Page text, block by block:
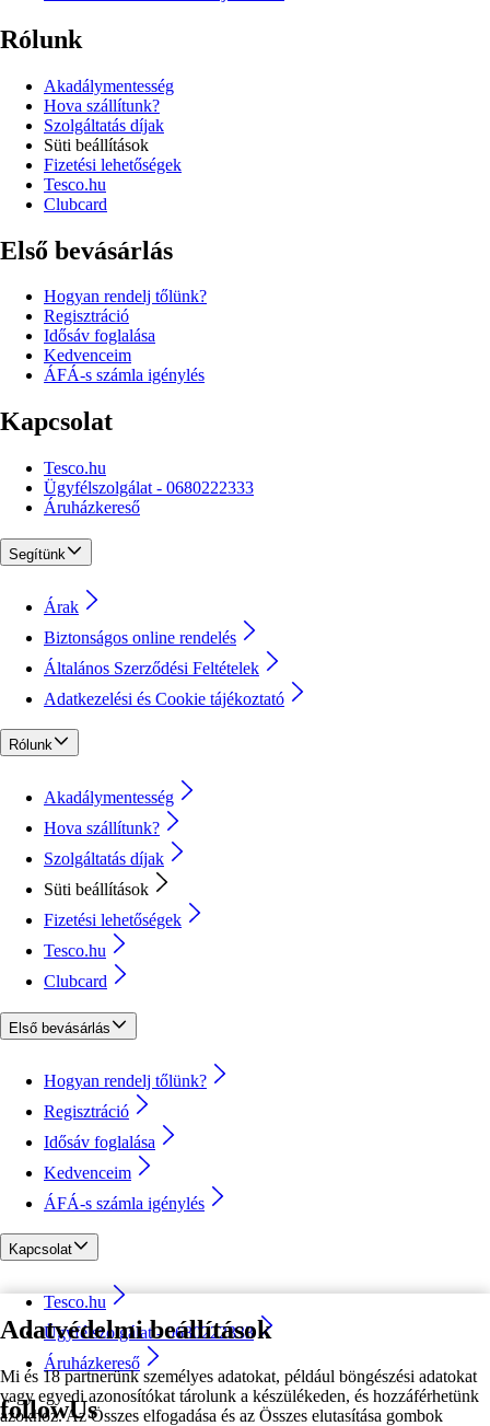
Adatvédelmi beállítások
Mi és 18 partnerünk személyes adatokat, például böngészési adatokat
vagy egyedi azonosítókat tárolunk a készülékeden, és hozzáférhetünk
azokhoz. Az Összes elfogadása és az Összes elutasítása gombok
Rólunk
Akadálymentesség
Hova szállítunk?
Szolgáltatás díjak
Süti beállítások
Fizetési lehetőségek
Tesco.hu
Clubcard
Első bevásárlás
Hogyan rendelj tőlünk?
Regisztráció
Idősáv foglalása
Kedvenceim
ÁFÁ-s számla igénylés
Kapcsolat
Tesco.hu
Ügyfélszolgálat - 0680222333
Áruházkereső
Segítünk
Árak
Biztonságos online rendelés
Általános Szerződési Feltételek
Adatkezelési és Cookie tájékoztató
Rólunk
Akadálymentesség
Hova szállítunk?
Szolgáltatás díjak
Süti beállítások
Fizetési lehetőségek
Tesco.hu
Clubcard
Első bevásárlás
Hogyan rendelj tőlünk?
Regisztráció
Idősáv foglalása
Kedvenceim
ÁFÁ-s számla igénylés
Kapcsolat
Tesco.hu
Ügyfélszolgálat - 0680222333
Áruházkereső
followUs